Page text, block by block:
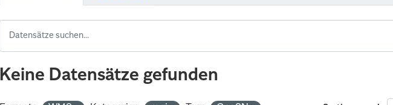
Keine Datensätze gefunden